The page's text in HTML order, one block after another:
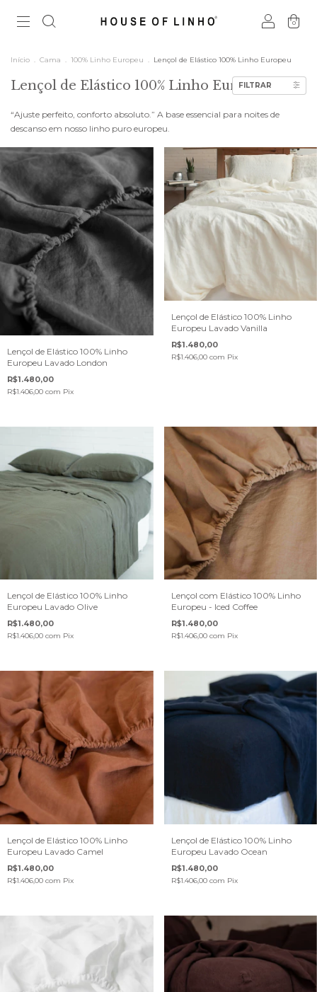
0
Início . Cama . 100% Linho Europeu . Lençol de Elástico 100% Linho Europeu
Lençol de Elástico 100% Linho Europeu
FILTRAR
“Ajuste perfeito, conforto absoluto.” A base essencial para noites de
descanso em nosso linho puro europeu.
Lençol de Elástico 100% Linho
Europeu Lavado London
R$1.480,00
R$1.406,00 com Pix
Lençol de Elástico 100% Linho
Europeu Lavado Vanilla
R$1.480,00
R$1.406,00 com Pix
Lençol de Elástico 100% Linho
Europeu Lavado Olive
R$1.480,00
R$1.406,00 com Pix
Lençol com Elástico 100% Linho
Europeu - Iced Coffee
R$1.480,00
R$1.406,00 com Pix
Lençol de Elástico 100% Linho
Europeu Lavado Camel
R$1.480,00
R$1.406,00 com Pix
Lençol de Elástico 100% Linho
Europeu Lavado Ocean
R$1.480,00
R$1.406,00 com Pix